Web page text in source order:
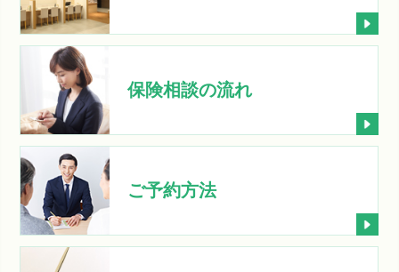
保険相談の流れ
ご予約方法